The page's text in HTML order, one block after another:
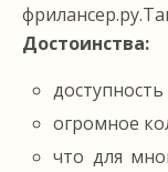
Достоинства:
огромное
что для